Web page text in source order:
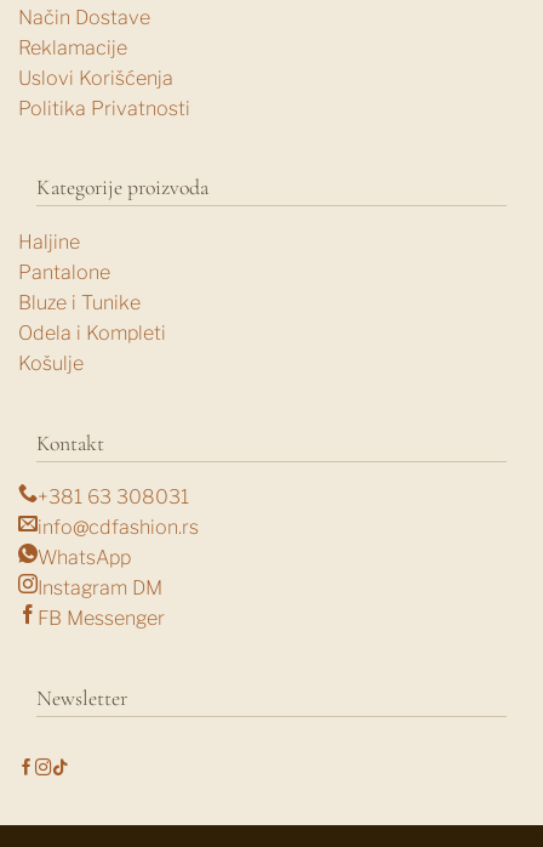
Način Dostave
Reklamacije
Uslovi Korišćenja
Politika Privatnosti
Kategorije proizvoda
Haljine
Pantalone
Bluze i Tunike
Odela i Kompleti
Košulje
Kontakt
+381 63 308031
info@cdfashion.rs
WhatsApp
Instagram DM
FB Messenger
Newsletter